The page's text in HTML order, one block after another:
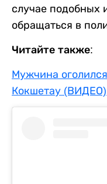
случае подобных
обращаться в
Читайте также:
Мужчина
Кокшетау (ВИДЕО)